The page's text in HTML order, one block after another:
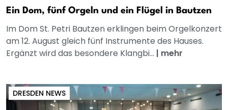
Ein Dom, fünf Orgeln und ein Flügel in Bautzen
Im Dom St. Petri Bautzen erklingen beim Orgelkonzert
am 12. August gleich fünf Instrumente des Hauses.
Ergänzt wird das besondere Klangbi... | mehr
DRESDEN NEWS